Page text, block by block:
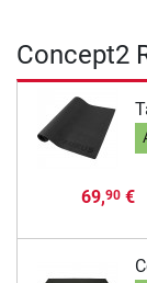
Concept2
69,90€